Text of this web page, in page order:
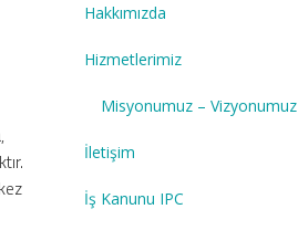
Hakkımızda
Hizmetlerimiz
Misyonumuz – Vizyonumuz
İletişim
İş Kanunu IPC